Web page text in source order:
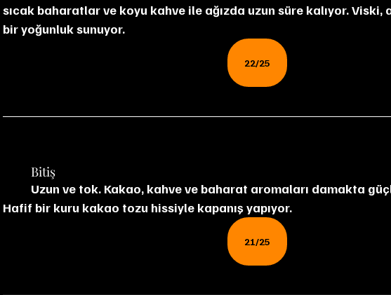
sıcak baharatlar ve koyu kahve ile ağızda uzun süre kalıyor. Viski,
bir yoğunluk sunuyor.
22/25
	Bitiş
Hafif bir kuru kakao tozu hissiyle kapanış yapıyor.
21/25